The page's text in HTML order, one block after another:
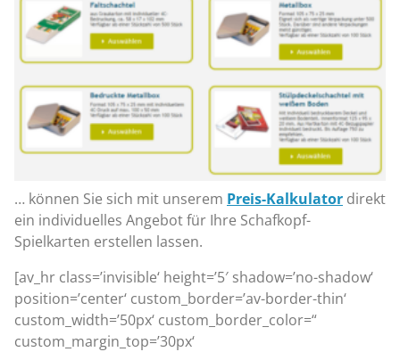
… können Sie sich mit unserem Preis-Kalkulator direkt
ein individuelles Angebot für Ihre Schafkopf-
Spielkarten erstellen lassen.
[av_hr class=’invisible‘ height=’5′ shadow=’no-shadow‘
position=’center‘ custom_border=’av-border-thin‘
custom_width=’50px‘ custom_border_color=“
custom_margin_top=’30px‘